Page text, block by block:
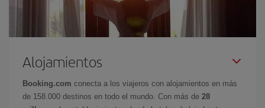
Alojamientos
Booking.com conecta a los viajeros con alojamientos en más
de 158.000 destinos en todo el mundo. Con más de 28